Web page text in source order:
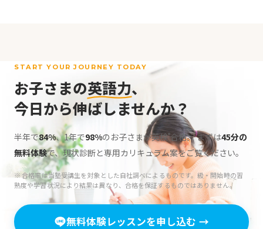
START YOUR JOURNEY TODAY
お子さまの英語力、
今日から伸ばしませんか？
半年で84%、1年で98%のお子さまが英検®合格。まずは45分の
無料体験で、現状診断と専用カリキュラム案をご覧ください。
※ 合格率は当塾受講生を対象とした自社調べによるものです。級・開始時の習
熟度や学習状況により結果は異なり、合格を保証するものではありません。
無料体験レッスンを申し込む →